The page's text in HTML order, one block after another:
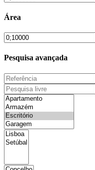
Área
Pesquisa avançada